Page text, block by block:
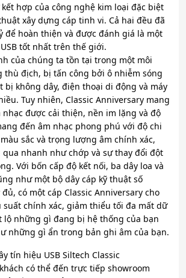
hợp của công nghệ kim loại đặc biệt
xây dựng cáp tinh vi. Cả hai đều đã
để hoàn thiện và được đánh giá là một
tốt nhất trên thế giới.
của chúng ta tồn tại trong một môi
thù địch, bị tấn công bởi ô nhiễm sóng
bị không dây, điện thoại di động và máy
Tuy nhiên, Classic Anniversary mang
được cải thiện, nền im lặng và độ
đến âm nhạc phong phú với độ chi
sắc và trọng lượng âm chính xác,
nhanh như chớp và sự thay đổi đột
Với bốn cấp độ kết nối, ba dây loa và
như một bộ dây cáp kỹ thuật số
có một cáp Classic Anniversary cho
suất chính xác, giảm thiểu tối đa mất dữ
lộ những gì đang bị hệ thống của bạn
những gì ẩn trong bản ghi âm của bạn.
tín hiệu USB Siltech Classic
có thể đến trực tiếp showroom